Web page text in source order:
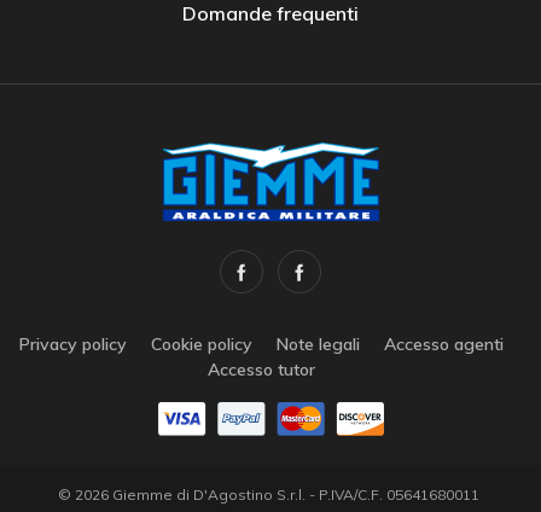
Domande frequenti
Privacy policy Cookie policy Note legali
Accesso agenti
Accesso tutor
© 2026 Giemme di D'Agostino S.r.l. - P.IVA/C.F. 05641680011